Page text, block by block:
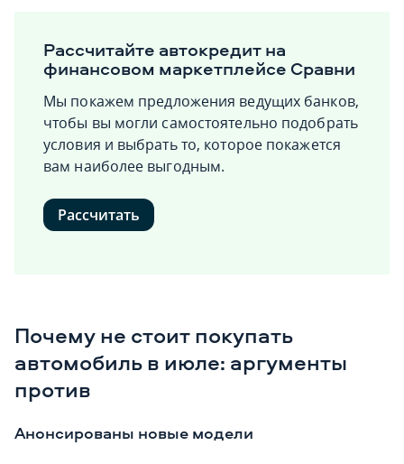
Рассчитайте автокредит на
финансовом маркетплейсе Сравни
Мы покажем предложения ведущих банков,
чтобы вы могли самостоятельно подобрать
условия и выбрать то, которое покажется
вам наиболее выгодным.
Рассчитать
Почему не стоит покупать
автомобиль в июле: аргументы
против
Анонсированы новые модели